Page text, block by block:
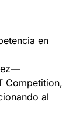
en
Competition,
al